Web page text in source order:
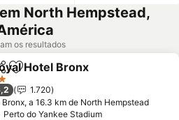
North Hempstead,
os resultados
Adicionar aos favoritos
Hotel Bronx
1.720
Bronx, a 16.3 km de North Hempstead
Perto do Yankee Stadium